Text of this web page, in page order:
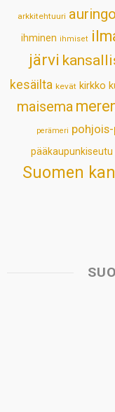
p
arkkitehtuuri
ihminen ihmiset
järvi
kesäilta kevät kirkko
maisema
perämeri
pääkaupunkiseutu
Suomen